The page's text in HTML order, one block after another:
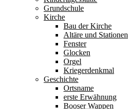
Grundschule
Kirche
Bau der Kirche
Altäre und Stationen
Fenster
Glocken
Orgel
Kriegerdenkmal
Geschichte
Ortsname
erste Erwähnung
Booser Wappen